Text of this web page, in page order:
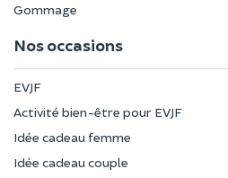
Gommage
Nos occasions
EVJF
Activité bien-être pour EVJF
Idée cadeau femme
Idée cadeau couple